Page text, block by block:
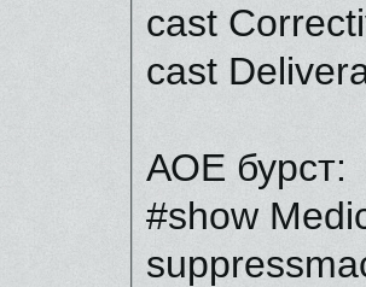
cast
cast
АОЕ бурст:
#show